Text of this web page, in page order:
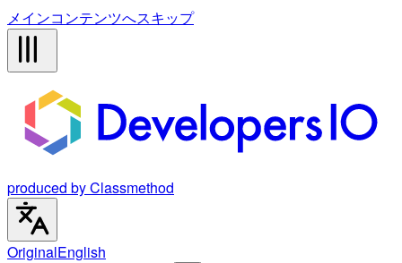
メインコンテンツへスキップ
produced by Classmethod
OriginalEnglish